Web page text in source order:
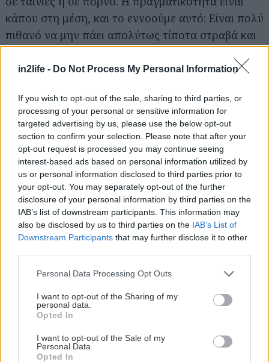
in2life - Do Not Process My Personal Information
If you wish to opt-out of the sale, sharing to third parties, or
processing of your personal or sensitive information for
targeted advertising by us, please use the below opt-out
section to confirm your selection. Please note that after your
opt-out request is processed you may continue seeing
interest-based ads based on personal information utilized by
us or personal information disclosed to third parties prior to
your opt-out. You may separately opt-out of the further
disclosure of your personal information by third parties on the
IAB’s list of downstream participants. This information may
also be disclosed by us to third parties on the IAB’s List of
Downstream Participants that may further disclose it to other
Please note that this website/app uses one or more Google
not limited to your visit or usage behaviour. You may click to
grant or deny consent to Google and its third-party tags to
use your data for below specified purposes in below Google
consent section.
Personal Data Processing Opt Outs
I want to opt-out of the Sharing of my
personal data.
Opted In
I want to opt-out of the Sale of my
Personal Data.
Opted In
κάπου στη μέση, και το εννοούμε αυτό: Είναι πολύ
πιθανό να μην πάει απολύτως τίποτα στραβά και
στο τέλος πάλι να νιώθετε ένα "εεχ, έγινε κι
αυτό". Τα πράγματα μπορεί να γίνουν άβολα ανά
γίνουν και εκπληκτικά.
Η πιο στάνταρ συμβουλή που θα διαβάσεις σε
οποιοδήποτε κείμενο με συμβουλές για σεξ είναι
να ακούς τους συντρόφους σου. Να προσέχεις τις
αντιδράσεις τους και να πράττεις αναλόγως για να
περάσετε και οι δυο σας όσο το δυνατόν καλύτερα.
Και αυτό είναι αρκετά δύσκολο πολλές φορές για
να το καταφέρεις όταν στο κρεβάτι είστε μόνο
δύο. Δεν είναι το πιο εύκολο πράγμα για να γίνει
σωστά, αλλά μπορεί να γίνει τέλειο.
Και, στην χειρότερη, αν θες να ξεκινήσεις πιο
αργά,κάνε ένα τρίο
για...